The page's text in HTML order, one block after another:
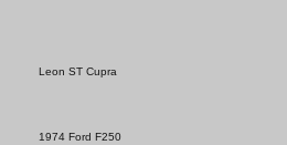
Leon ST Cupra
1974 Ford F250